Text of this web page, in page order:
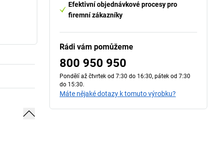
Efektivní objednávkové procesy pro
firemní zákazníky
Rádi vám pomůžeme
800 950 950
Pondělí až čtvrtek od 7:30 do 16:30, pátek od 7:30
do 15:30.
Máte nějaké dotazy k tomuto výrobku?